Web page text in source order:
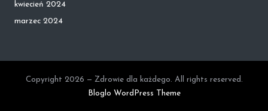
kwiecień 2024
marzec 2024
Copyright 2026 — Zdrowie dla każdego. All rights reserved.
Bloglo WordPress Theme